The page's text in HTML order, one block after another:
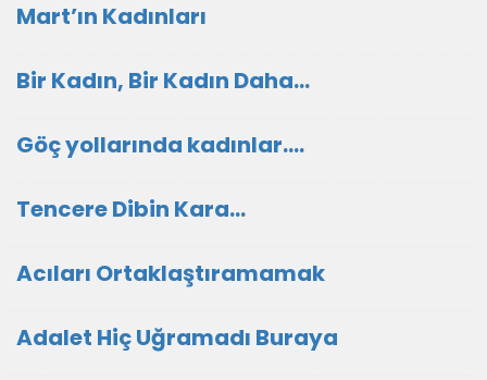
Mart’ın Kadınları
Bir Kadın, Bir Kadın Daha…
Göç yollarında kadınlar….
Tencere Dibin Kara…
Acıları Ortaklaştıramamak
Adalet Hiç Uğramadı Buraya